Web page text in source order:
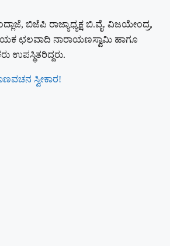
ಬಿಜೆಪಿ ರಾಜ್ಯಾಧ್ಯಕ್ಷ ಬಿ.ವೈ. ವಿಜಯೇಂದ್ರ,
ಛಲವಾದಿ ನಾರಾಯಣಸ್ವಾಮಿ ಹಾಗೂ
ಉಪಸ್ಥಿತರಿದ್ದರು.
ಸ್ವೀಕಾರ!